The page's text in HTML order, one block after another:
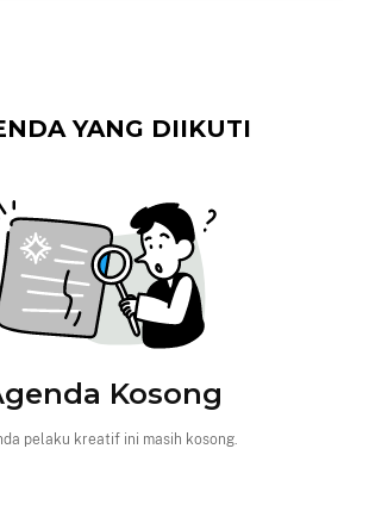
YANG DIIKUTI
Kosong
pelaku kreatif ini masih kosong.